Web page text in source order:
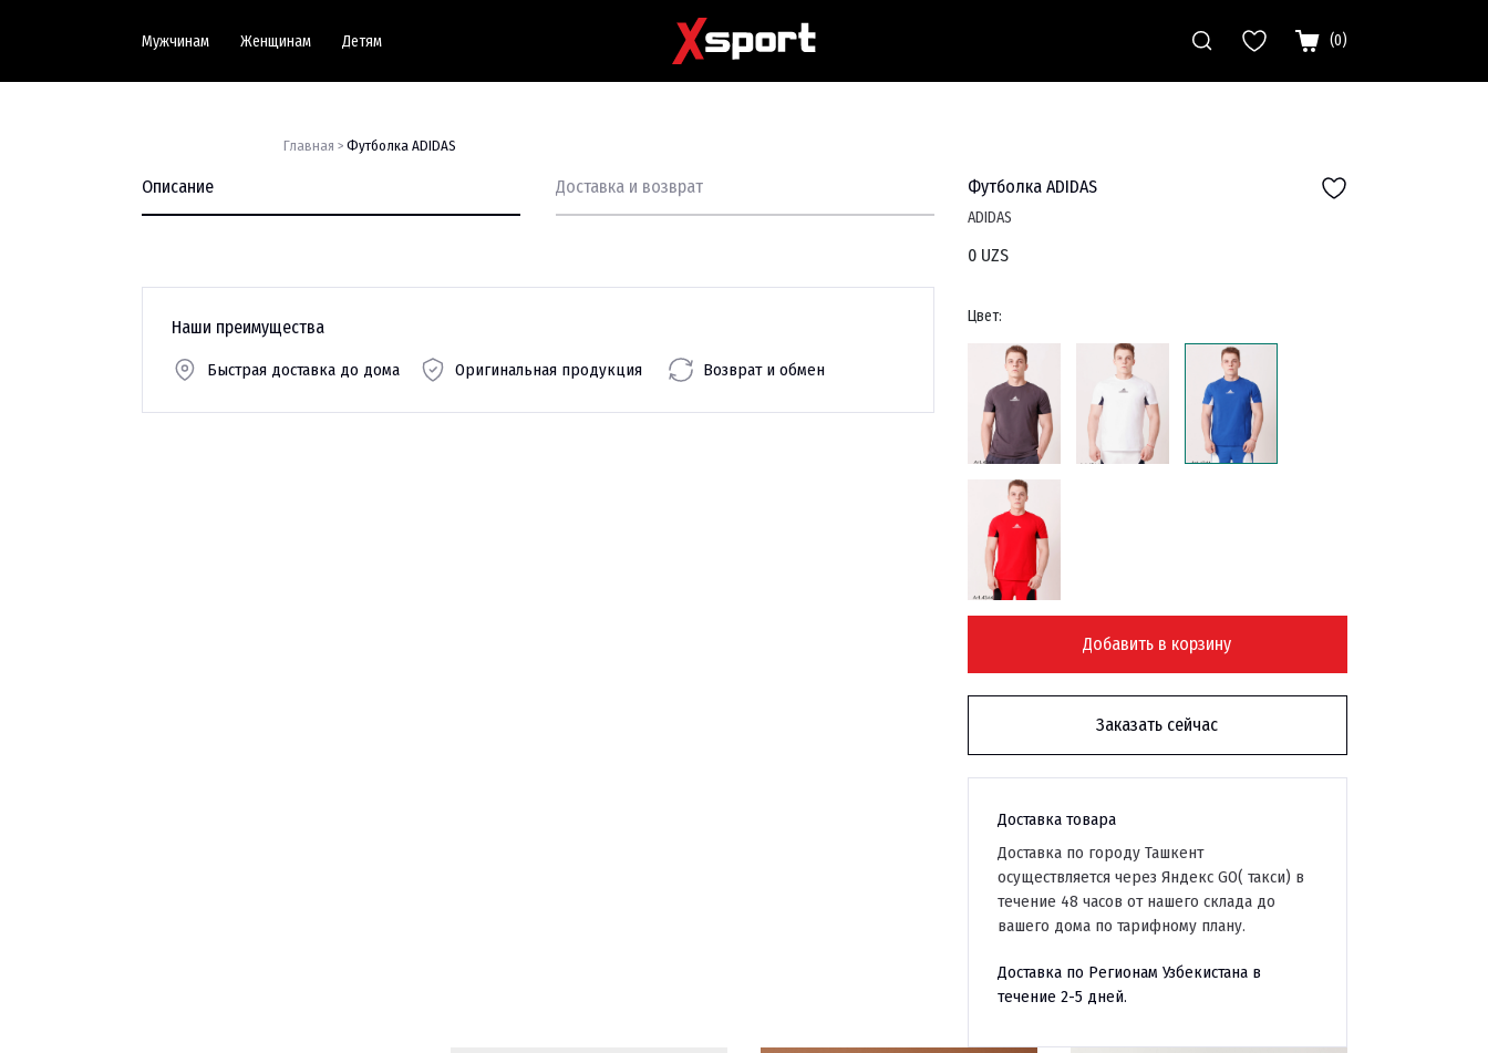
Мужчинам Женщинам Детям (0)
Главная > Футболка ADIDAS
Описание Доставка и возврат
Наши преимущества
Быстрая доставка до дома Оригинальная продукция Возврат и обмен
Футболка ADIDAS
ADIDAS
0 UZS
Цвет:
Добавить в корзину
Заказать сейчас
Доставка товара
Доставка по городу Ташкент
осуществляется через Яндекс GO( такси) в
течение 48 часов от нашего склада до
вашего дома по тарифному плану.
Доставка по Регионам Узбекистана в
течение 2-5 дней.